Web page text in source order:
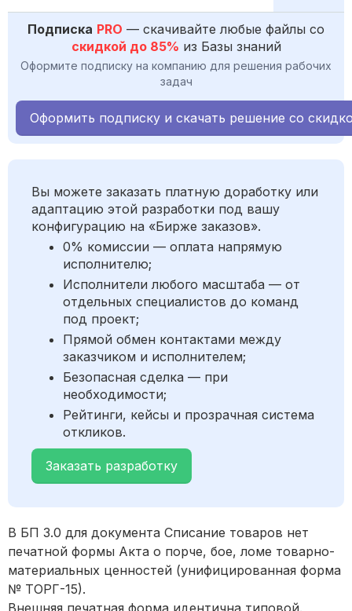
Подписка PRO — скачивайте любые файлы со
скидкой до 85% из Базы знаний
Оформите подписку на компанию для решения рабочих
задач
Оформить подписку и скачать решение со
Вы можете заказать платную доработку или
адаптацию этой разработки под вашу
конфигурацию на «Бирже заказов».
0% комиссии — оплата напрямую
исполнителю;
Исполнители любого масштаба — от
отдельных специалистов до команд
под проект;
Прямой обмен контактами между
заказчиком и исполнителем;
Безопасная сделка — при
необходимости;
Рейтинги, кейсы и прозрачная система
откликов.
Заказать разработку
В БП 3.0 для документа Списание товаров нет
печатной формы Акта о порче, бое, ломе товарно-
материальных ценностей (унифицированная форма
№ ТОРГ-15).